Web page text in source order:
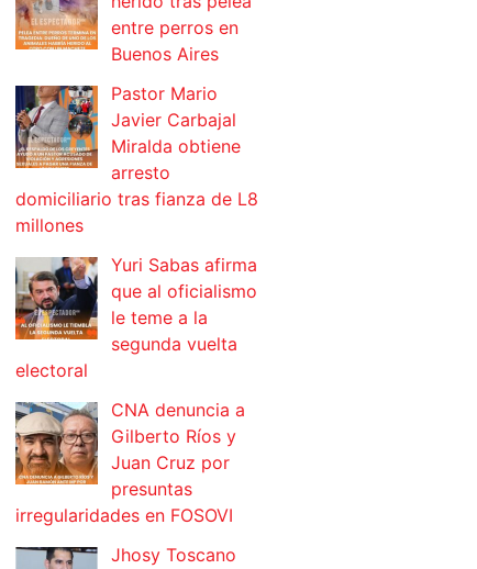
entre perros en
Buenos Aires
Pastor Mario
Javier Carbajal
Miralda obtiene
arresto
domiciliario tras fianza de L8
millones
Yuri Sabas afirma
que al oficialismo
le teme a la
segunda vuelta
electoral
CNA denuncia a
Gilberto Ríos y
Juan Cruz por
presuntas
irregularidades en FOSOVI
Jhosy Toscano